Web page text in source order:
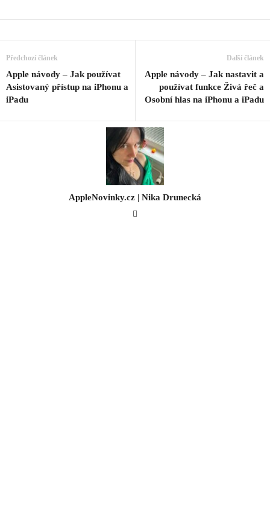
Předchozí článek
Apple návody – Jak používat
Asistovaný přístup na iPhonu a
iPadu
Další článek
Apple návody – Jak nastavit a
používat funkce Živá řeč a
Osobní hlas na iPhonu a iPadu
AppleNovinky.cz | Nika Drunecká